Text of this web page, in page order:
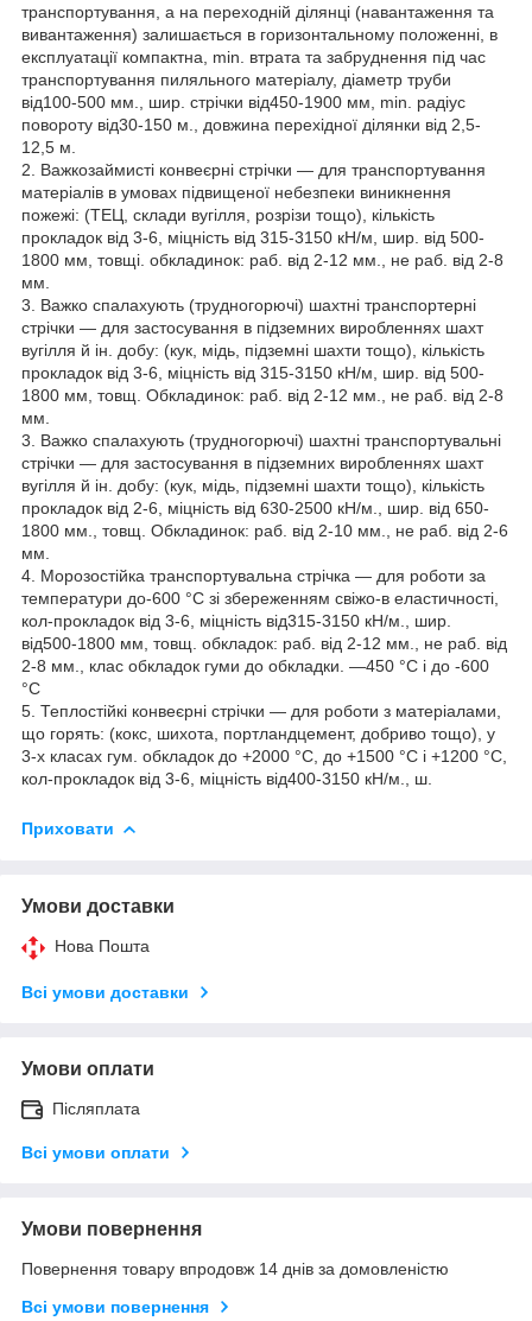
транспортування, а на переходній ділянці (навантаження та
вивантаження) залишається в горизонтальному положенні, в
експлуатації компактна, min. втрата та забруднення під час
транспортування пиляльного матеріалу, діаметр труби
від100-500 мм., шир. стрічки від450-1900 мм, min. радіус
повороту від30-150 м., довжина перехідної ділянки від 2,5-
12,5 м.
2. Важкозаймисті конвеєрні стрічки — для транспортування
матеріалів в умовах підвищеної небезпеки виникнення
пожежі: (ТЕЦ, склади вугілля, розрізи тощо), кількість
прокладок від 3-6, міцність від 315-3150 кН/м, шир. від 500-
1800 мм, товщі. обкладинок: раб. від 2-12 мм., не раб. від 2-8
мм.
3. Важко спалахують (трудногорючі) шахтні транспортерні
стрічки — для застосування в підземних виробленнях шахт
вугілля й ін. добу: (кук, мідь, підземні шахти тощо), кількість
прокладок від 3-6, міцність від 315-3150 кН/м, шир. від 500-
1800 мм, товщ. Обкладинок: раб. від 2-12 мм., не раб. від 2-8
мм.
3. Важко спалахують (трудногорючі) шахтні транспортувальні
стрічки — для застосування в підземних виробленнях шахт
вугілля й ін. добу: (кук, мідь, підземні шахти тощо), кількість
прокладок від 2-6, міцність від 630-2500 кН/м., шир. від 650-
1800 мм., товщ. Обкладинок: раб. від 2-10 мм., не раб. від 2-6
мм.
4. Морозостійка транспортувальна стрічка — для роботи за
температури до-600 °C зі збереженням свіжо-в еластичності,
кол-прокладок від 3-6, міцність від315-3150 кН/м., шир.
від500-1800 мм, товщ. обкладок: раб. від 2-12 мм., не раб. від
2-8 мм., клас обкладок гуми до обкладки. —450 °C і до -600
°C
5. Теплостійкі конвеєрні стрічки — для роботи з матеріалами,
що горять: (кокс, шихота, портландцемент, добриво тощо), у
3-х класах гум. обкладок до +2000 °C, до +1500 °C і +1200 °C,
кол-прокладок від 3-6, міцність від400-3150 кН/м., ш.
Приховати
Умови доставки
Нова Пошта
Всі умови доставки
Умови оплати
Післяплата
Всі умови оплати
Умови повернення
Повернення товару впродовж 14 днів за домовленістю
Всі умови повернення